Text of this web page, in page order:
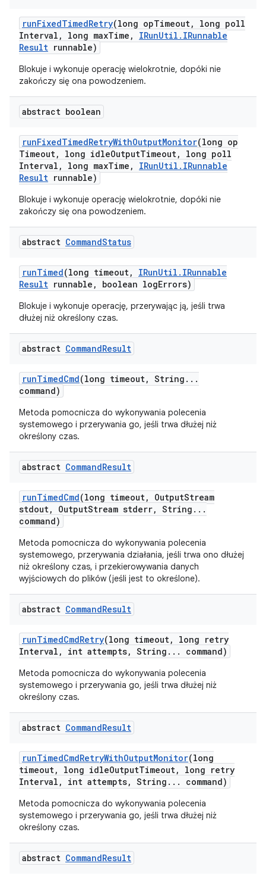
runFixedTimedRetry(long opTimeout,
long poll
Interval , long maxTime , IRunUtil . IRunnable
Result runnable)
Blokuje i wykonuje operację wielokrotnie, dopóki nie
zakończy się ona powodzeniem.
abstract boolean
runFixedTimedRetryWithOutputMonitor(long op
Timeout, long idleOutputTimeout,
long poll
Interval , long maxTime , IRunUtil . IRunnable
Result runnable)
Blokuje i wykonuje operację wielokrotnie, dopóki nie
zakończy się ona powodzeniem.
abstract CommandStatus
runTimed(long timeout, IRunUtil . IRunnable
Result runnable , boolean logErrors)
Blokuje i wykonuje operację, przerywając ją, jeśli trwa
dłużej niż określony czas.
abstract CommandResult
runTimedCmd(long timeout, String . . .
command)
Metoda pomocnicza do wykonywania polecenia
systemowego i przerywania go, jeśli trwa dłużej niż
określony czas.
abstract CommandResult
runTimedCmd(long timeout, OutputStream
stdout, OutputStream stderr, String . . .
command)
Metoda pomocnicza do wykonywania polecenia
systemowego, przerywania działania, jeśli trwa ono dłużej
niż określony czas, i przekierowywania danych
wyjściowych do plików (jeśli jest to określone).
abstract CommandResult
runTimedCmdRetry(long timeout,
long retry
Interval , int attempts, String . . . command)
Metoda pomocnicza do wykonywania polecenia
systemowego i przerywania go, jeśli trwa dłużej niż
określony czas.
abstract CommandResult
runTimedCmdRetryWithOutputMonitor(long
timeout, long idleOutputTimeout,
long retry
Interval , int attempts, String . . . command)
Metoda pomocnicza do wykonywania polecenia
systemowego i przerywania go, jeśli trwa dłużej niż
określony czas.
abstract CommandResult